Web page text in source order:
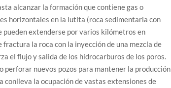
alcanzar la formación que contiene gas o
horizontales en la lutita (roca sedimentaria con
extenderse por varios kilómetros en
la roca con la inyección de una mezcla de
el flujo y salida de los hidrocarburos de los poros.
perforar nuevos pozos para mantener la producción
la ocupación de vastas extensiones de